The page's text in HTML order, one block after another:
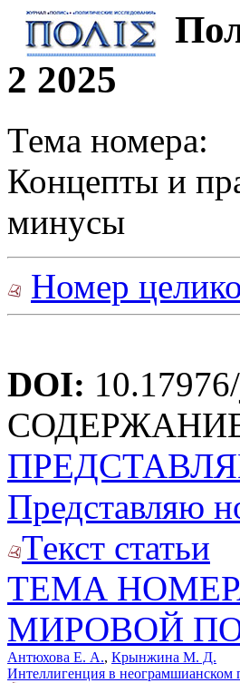
2 2025
Тема номера:
Концепты и
минусы
Номер
DOI:
Представляю
Текст статьи
ТЕМА
МИРОВОЙ
Антюхова Е. А., Крынжина М. Д.
Интеллигенция в неограмшианском